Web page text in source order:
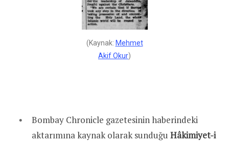
(Kaynak: Mehmet
Akif Okur)
Bombay Chronicle gazetesinin haberindeki
aktarımına kaynak olarak sunduğu Hâkimiyet-i